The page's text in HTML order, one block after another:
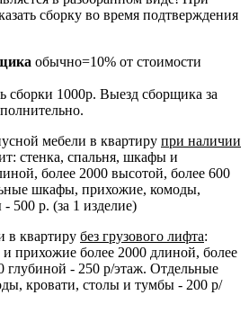
сборку во время подтверждения
обычно=10% от стоимости
сборки 1000р. Выезд сборщика за
мебели в квартиру при наличии
стенка, спальня, шкафы и
более 2000 высотой, более 600
шкафы, прихожие, комоды,
500 р. (за 1 изделие)
в квартиру без грузового лифта:
прихожие более 2000 длиной, более
глубиной - 250 р/этаж. Отдельные
кровати, столы и тумбы - 200 р/